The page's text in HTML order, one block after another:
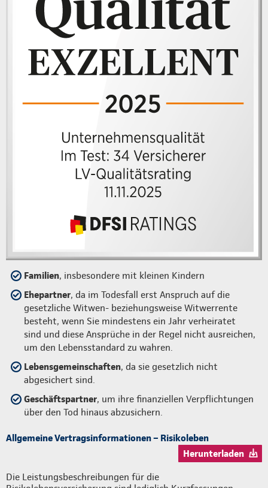
Familien, insbesondere mit kleinen Kindern
Ehepartner, da im Todesfall erst Anspruch auf die
gesetzliche Witwen- beziehungsweise Witwerrente
besteht, wenn Sie mindestens ein Jahr verheiratet
sind und diese Ansprüche in der Regel nicht ausreichen,
um den Lebensstandard zu wahren.
Lebensgemeinschaften, da sie gesetzlich nicht
abgesichert sind.
Geschäftspartner, um ihre finanziellen Verpflichtungen
über den Tod hinaus abzusichern.
Allgemeine Vertragsinformationen – Risikoleben
Herunterladen
Die Leistungsbeschreibungen für die